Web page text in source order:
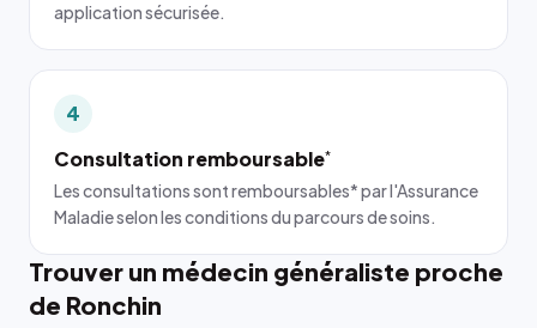
application sécurisée.
4
Consultation remboursable*
Les consultations sont remboursables* par l'Assurance
Maladie selon les conditions du parcours de soins.
Trouver un médecin généraliste proche
de Ronchin